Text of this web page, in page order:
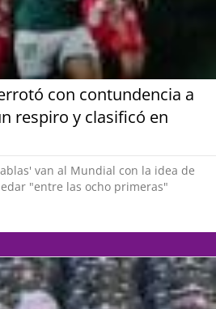
con contundencia a
respiro y clasificó en
van al Mundial con la idea de
"entre las ocho primeras"